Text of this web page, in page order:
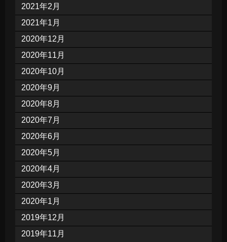
2021年2月
2021年1月
2020年12月
2020年11月
2020年10月
2020年9月
2020年8月
2020年7月
2020年6月
2020年5月
2020年4月
2020年3月
2020年1月
2019年12月
2019年11月